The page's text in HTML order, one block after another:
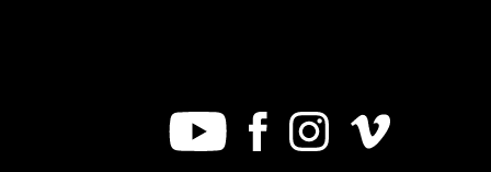
Youtube FacebookInstagram
Vimeo